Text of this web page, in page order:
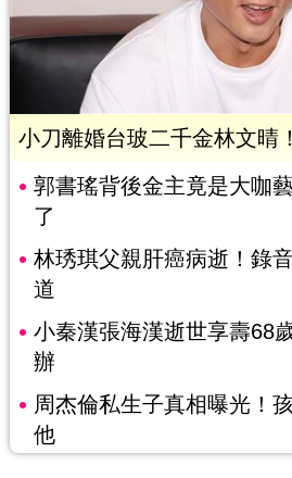
小刀離婚台玻二千金林文晴
郭書瑤背後金主竟是大咖
了
林琇琪父親肝癌病逝！錄
道
小秦漢張海漢逝世享壽68
辦
周杰倫私生子真相曝光！
他